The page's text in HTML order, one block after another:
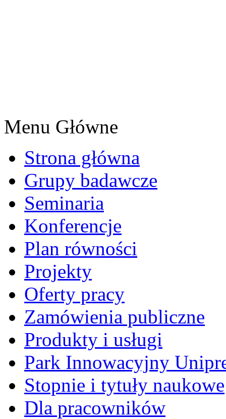
Menu Główne
Strona główna
Grupy badawcze
Seminaria
Konferencje
Plan równości
Projekty
Oferty pracy
Zamówienia publiczne
Produkty i usługi
Park Innowacyjny
Stopnie i tytuły naukowe
Dla pracowników